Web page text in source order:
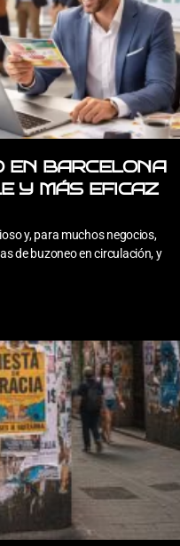
EN BARCELONA
Y MÁS EFICAZ
y, para muchos negocios,
de buzoneo en circulación, y